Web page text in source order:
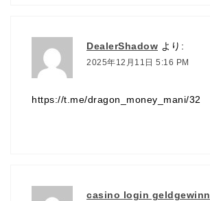
DealerShadow より:
2025年12月11日 5:16 PM
https://t.me/dragon_money_mani/32
casino login geldgewinn